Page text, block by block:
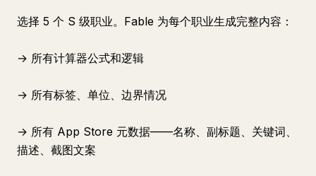
选择 5 个 S 级职业。Fable 为每个职业生成完整内容：
→ 所有计算器公式和逻辑
→ 所有标签、单位、边界情况
→ 所有 App Store 元数据——名称、副标题、关键词、
描述、截图文案